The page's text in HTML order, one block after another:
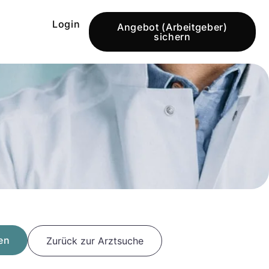
Login
Angebot (Arbeitgeber)
sichern
Zurück zur Arztsuche